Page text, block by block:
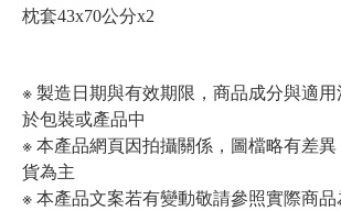
枕套43x70公分x2
※ 製造日期與有效期限，商品成分與適
於包裝或產品中
※ 本產品網頁因拍攝關係，圖檔略有差
貨為主
※ 本產品文案若有變動敬請參照實際商